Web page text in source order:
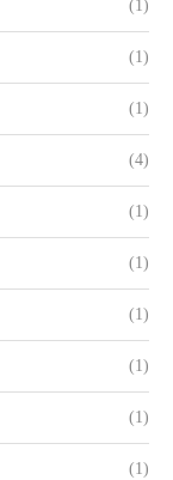
(1)
(1)
(1)
(4)
(1)
(1)
(1)
(1)
(1)
(1)